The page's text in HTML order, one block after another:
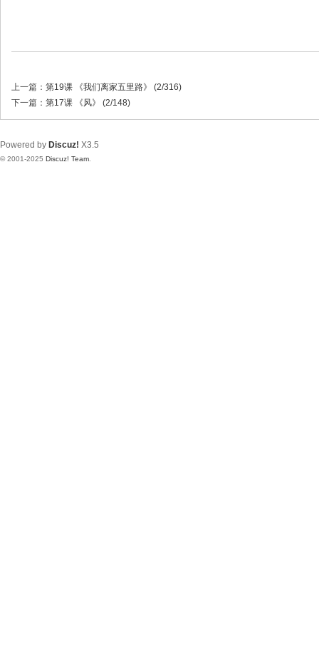
上一篇： 第19课 《我们离家五里路》 (2/316)
下一篇： 第17课 《风》 (2/148)
Powered by Discuz! X3.5
© 2001-2025 Discuz! Team